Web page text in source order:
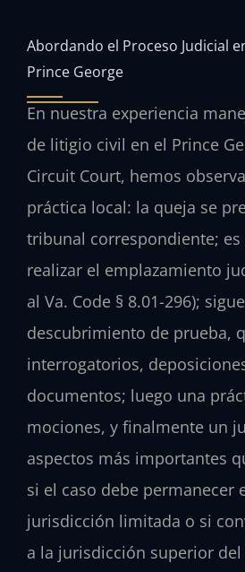
Abordando el Proceso Judicial
Prince George
En nuestra experiencia
de litigio civil en el Prince
Circuit Court, hemos
práctica local: la queja se
tribunal correspondiente; es
realizar el emplazamiento
al Va. Code § 8.01-296);
descubrimiento de prueba,
interrogatorios,
documentos; luego una
mociones, y finalmente un
aspectos más importantes
si el caso debe permanecer
jurisdicción limitada o si
a la jurisdicción superior del